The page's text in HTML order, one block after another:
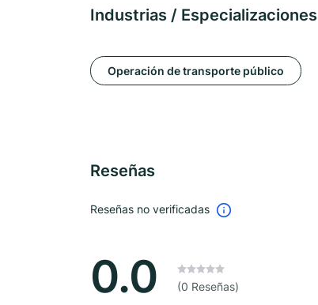
Industrias / Especializaciones
Operación de transporte público
Reseñas
Reseñas no verificadas
0.0 (0 Reseñas)